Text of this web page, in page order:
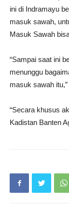
ini di Indramayu
masuk sawah,
Masuk Sawah
“Sampai saat ini
menunggu
masuk sawah
“Secara khusus
Kadistan Banten